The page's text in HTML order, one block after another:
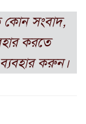
কোন সংবাদ,
করতে
করুন।